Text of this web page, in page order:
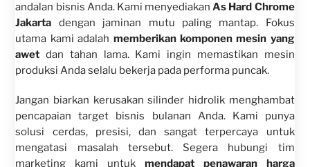
andalan bisnis Anda. Kami menyediakanAs Hard Chrome
Jakarta dengan jaminan mutu paling mantap. Fokus
utama kami adalah memberikan komponen mesin yang
awet dan tahan lama. Kami ingin memastikan mesin
produksi Anda selalu bekerja pada performa puncak.
Jangan biarkan kerusakan silinder hidrolik menghambat
pencapaian target bisnis bulanan Anda. Kami punya
solusi cerdas, presisi, dan sangat terpercaya untuk
mengatasi masalah tersebut. Segera hubungi tim
marketing kami untuk mendapat penawaran harga